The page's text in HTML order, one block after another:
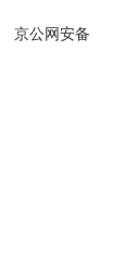
京公网安备